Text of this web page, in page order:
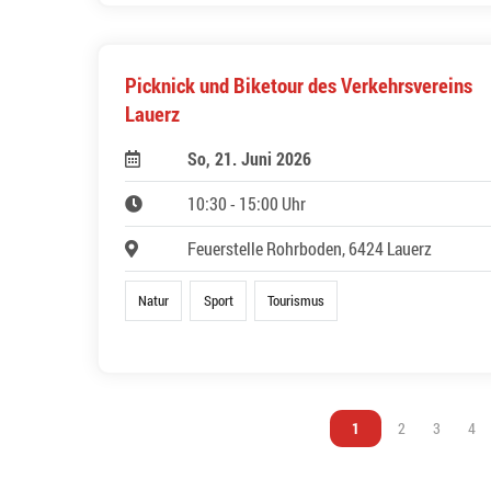
Picknick und Biketour des Verkehrsvereins
Lauerz
So, 21. Juni 2026
10:30 - 15:00 Uhr
Feuerstelle Rohrboden, 6424 Lauerz
Natur Sport Tourismus
Vous êtes sur la page
1 Vous êtes sur la
2 Vous êtes
3 4